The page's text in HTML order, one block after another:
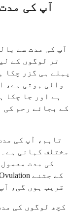
آپ کی
آپ کی مدت سے
تر لوگوں کے
والی ہوتی ہے،
ہے اور جا چکا
کے بجائے رحم کی
تاہم، آپ کی
مختلف کہانی
کی مدت
قریب ہوں گی،
کچھ لوگوں کی